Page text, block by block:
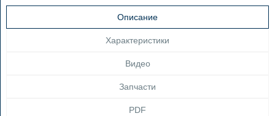
Описание
Характеристики
Видео
Запчасти
PDF